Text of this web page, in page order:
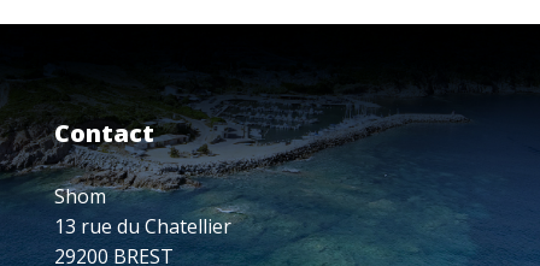
Contact
Shom
13 rue du Chatellier
29200 BREST